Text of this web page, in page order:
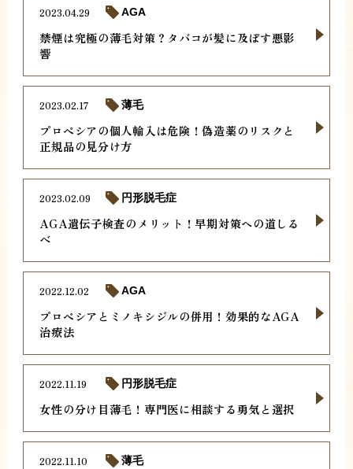
禁煙は究極の薄毛対策？タバコが髪に及ぼす悪影
響
2023.04.29 AGA
プロペシアの個人輸入は危険！偽造薬のリスクと
正規品の見分け方
2023.02.17 薄毛
AGA遺伝子検査のメリット！早期対策への道しる
べ
2023.02.09 円形脱毛症
プロペシアとミノキシジルの併用！効果的なAGA
治療法
2022.12.02 AGA
女性の分け目薄毛！専門医に相談する勇気と選択
2022.11.19 円形脱毛症
2022.11.10 薄毛